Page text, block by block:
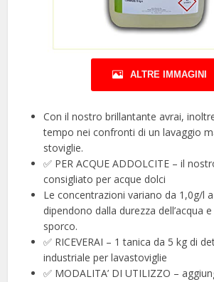
ALTRE IMMAGINI
Con il nostro brillantante avrai,
tempo nei confronti di un lavaggio
stoviglie.
✅ PER ACQUE ADDOLCITE – il
consigliato per acque dolci
Le concentrazioni variano da 1,0g/l
dipendono dalla durezza dell’acqua
sporco.
✅ RICEVERAI – 1 tanica da 5 kg di
industriale per lavastoviglie
✅ MODALITA’ DI UTILIZZO –